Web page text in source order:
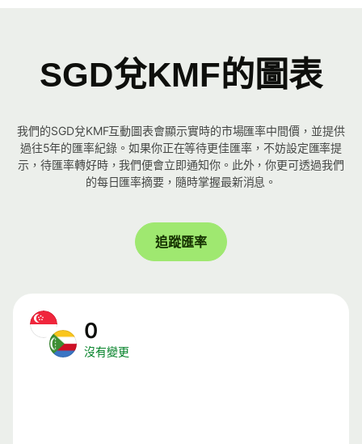
SGD兌KMF的圖表
我們的SGD兌KMF互動圖表會顯示實時的市場匯率中間價，並提供
過往5年的匯率紀錄。如果你正在等待更佳匯率，不妨設定匯率提
示，待匯率轉好時，我們便會立即通知你。此外，你更可透過我們
的每日匯率摘要，隨時掌握最新消息。
追蹤匯率
0
沒有變更